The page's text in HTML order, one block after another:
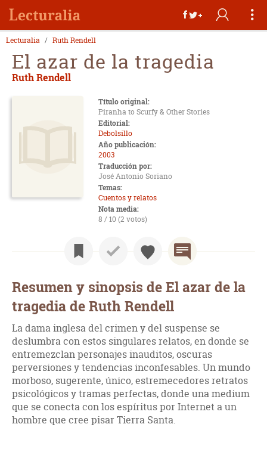
Lecturalia Ruth Rendell
El azar de la tragedia
Ruth Rendell
Título original:
Piranha to Scurfy & Other Stories
Editorial:
Debolsillo
Año publicación:
2003
Traducción por:
José Antonio Soriano
Temas:
Cuentos y relatos
Nota media:
8 / 10 (2 votos)
Resumen y sinopsis de El azar de la
tragedia de Ruth Rendell
La dama inglesa del crimen y del suspense se
deslumbra con estos singulares relatos, en donde se
entremezclan personajes inauditos, oscuras
perversiones y tendencias inconfesables. Un mundo
morboso, sugerente, único, estremecedores retratos
psicológicos y tramas perfectas, donde una medium
que se conecta con los espíritus por Internet a un
hombre que cree pisar Tierra Santa.